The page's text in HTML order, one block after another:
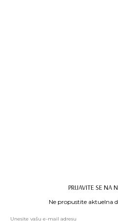
PRIJAVITE SE NA
Ne propustite aktuelna